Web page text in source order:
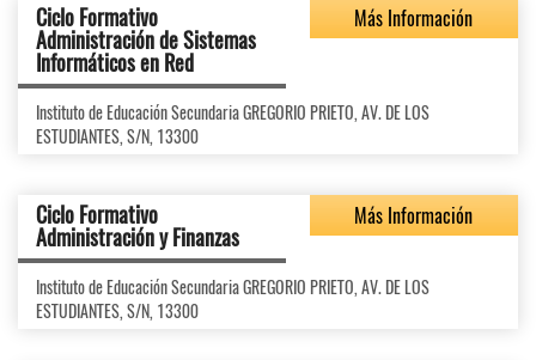
Ciclo Formativo
Administración de Sistemas
Informáticos en Red
Más Información
Instituto de Educación Secundaria GREGORIO PRIETO, AV. DE LOS
ESTUDIANTES, S/N, 13300
Ciclo Formativo
Administración y Finanzas
Más Información
Instituto de Educación Secundaria GREGORIO PRIETO, AV. DE LOS
ESTUDIANTES, S/N, 13300